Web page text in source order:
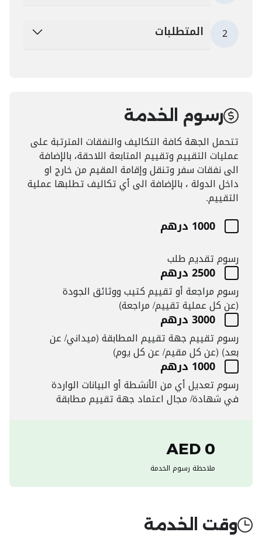
2 المتطلبات
رسوم الخدمة
تتحمل الجهة كافة التكاليف والنفقات المترتبة على
عمليات التقييم وتقييم المتابعة اللاحقة، بالإضافة
الى نفقات سفر وتنقل وإقامة المقيم من خارج او
داخل الدولة ، بالإضافة الى أي تكاليف تطلبها عملية
التقييم.
1000 درهم
رسوم تقديم طلب
2500 درهم
رسوم مراجعة أو تقييم كتيب ووثائق الجودة
(عن كل عملية تقييم/ مراجعة)
3000 درهم
رسوم تقييم جهة تقييم المطابقة (ميداني/ عن
بعد) (عن كل مقيم/ عن كل يوم)
1000 درهم
رسوم تعديل أي من الأنشطة أو البيانات الواردة
في شهادة/ مجال اعتماد جهة تقييم مطابقة
0 AED
ملاحظة رسوم الخدمة
وقت الخدمة